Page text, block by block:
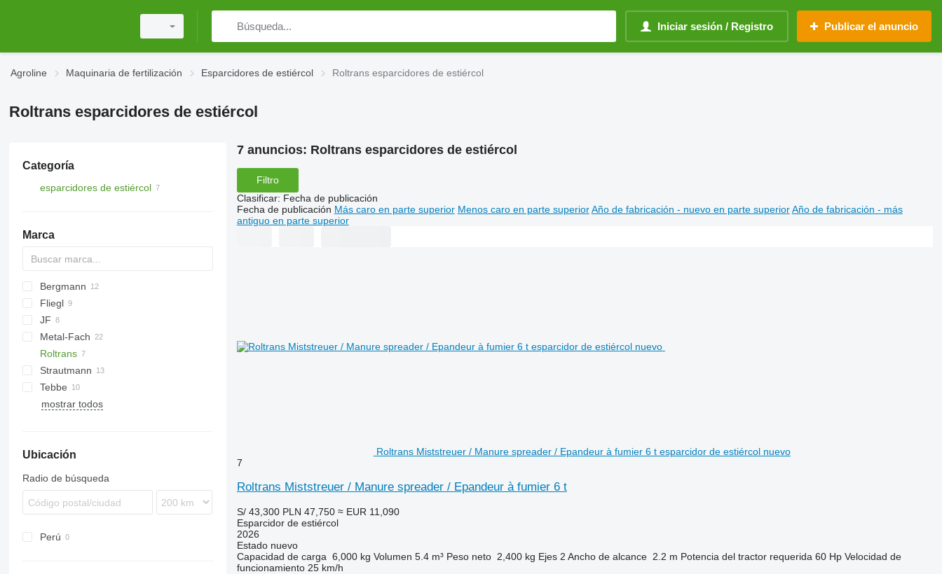
Iniciar sesión / Registro Publicar el anuncio
Agroline Maquinaria de fertilización Esparcidores de estiércol Roltrans esparcidores de estiércol
Roltrans esparcidores de estiércol
Categoría
esparcidores de estiércol
Marca
HTS
Bergmann
TSW
E
EV
FORTIS
Fliegl
ASW
T series
Terra
JF
Komfort
UN
Metal-Fach
OL
N262
Roltrans
Flex
PG
SP
Strautmann
Magnon
Tebbe
DS
TYTAN
MKE
mostrar todos
Ubicación
Radio de búsqueda
Perú
7 anuncios: Roltrans esparcidores de estiércol
Filtro
Clasificar: Fecha de publicación
Fecha de publicación Más caro en parte superior Menos caro en parte superior Año de fabricación - nuevo en parte superior Año de fabricación - más
antiguo en parte superior
Roltrans Miststreuer / Manure spreader / Epandeur à fumier 6 t esparcidor de estiércol nuevo
7
Roltrans Miststreuer / Manure spreader / Epandeur à fumier 6 t
S/ 43,300 PLN 47,750 ≈ EUR 11,090
Esparcidor de estiércol
2026
Estadonuevo
Capacidad de carga 6,000 kg Volumen 5.4 m³ Peso neto 2,400 kg Ejes 2 Ancho de alcance 2.2 m Potencia del tractor requerida 60 Hp Velocidad de
funcionamiento 25 km/h